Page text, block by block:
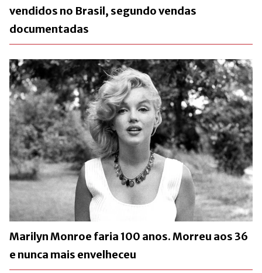
vendidos no Brasil, segundo vendas
documentadas
Marilyn Monroe faria 100 anos. Morreu aos 36
e nunca mais envelheceu